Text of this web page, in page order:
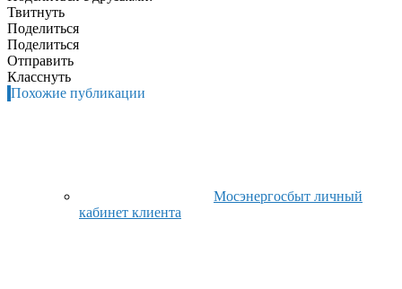
Твитнуть
Поделиться
Поделиться
Отправить
Класснуть
Похожие публикации
Мосэнергосбыт личный
кабинет клиента